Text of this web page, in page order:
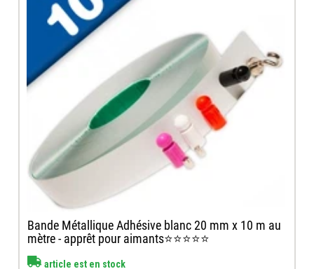
Bande Métallique Adhésive blanc 20 mm x 10 m au
mètre - apprêt pour aimants⭐⭐⭐⭐⭐
article est en stock